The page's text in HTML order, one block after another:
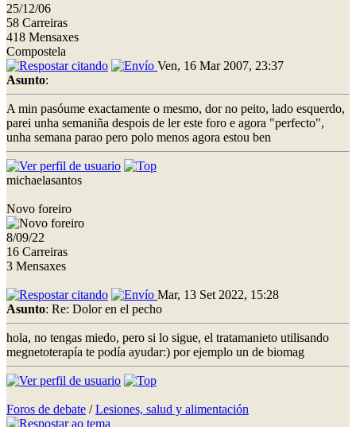
25/12/06
58 Carreiras
418 Mensaxes
Compostela
Ven, 16 Mar 2007, 23:37
Asunto:
A min pasóume exactamente o mesmo, dor no peito, lado esquerdo,
parei unha semaniña despois de ler este foro e agora "perfecto",
unha semana parao pero polo menos agora estou ben
michaelasantos
Novo foreiro
8/09/22
16 Carreiras
3 Mensaxes
Mar, 13 Set 2022, 15:28
Asunto: Re: Dolor en el pecho
hola, no tengas miedo, pero si lo sigue, el tratamanieto utilisando
megnetoterapía te podía ayudar:) por ejemplo un de biomag
Foros de debate /Lesiones, salud y alimentación